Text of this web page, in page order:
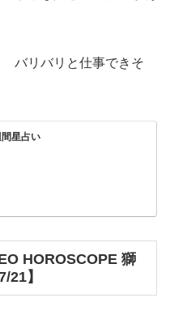
バリバリと仕事できそ
星占い
HOROSCOPE 獅
21】